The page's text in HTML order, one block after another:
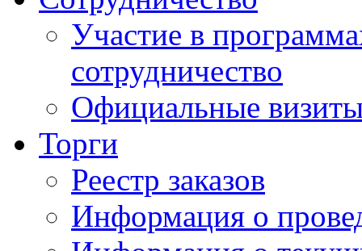
Участие в
сотрудничество
Официальные
Торги
Реестр заказов
Информация о